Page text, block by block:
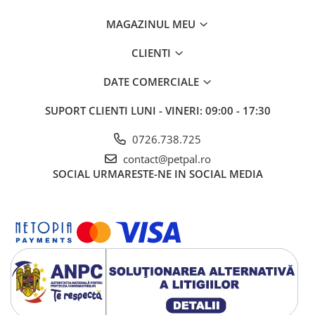
MAGAZINUL MEU
CLIENTI
DATE COMERCIALE
SUPORT CLIENTI LUNI - VINERI: 09:00 - 17:30
0726.738.725
contact@petpal.ro
SOCIAL URMARESTE-NE IN SOCIAL MEDIA